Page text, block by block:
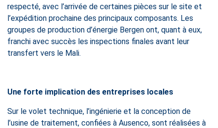
respecté, avec l’arrivée de certaines pièces sur le site et
l’expédition prochaine des principaux composants. Les
groupes de production d’énergie Bergen ont, quant à eux,
franchi avec succès les inspections finales avant leur
transfert vers le Mali.
Une forte implication des entreprises locales
Sur le volet technique, l’ingénierie et la conception de
l’usine de traitement, confiées à Ausenco, sont réalisées à